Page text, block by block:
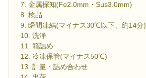
7. 金属探知(Fe2.0mm・Sus3.0mm)
8. 検品
9. 瞬間凍結(マイナス30℃以下、約14分)
10. 洗浄
11. 箱詰め
12. 冷凍保管(マイナス50℃)
13. 計量・詰め合わせ